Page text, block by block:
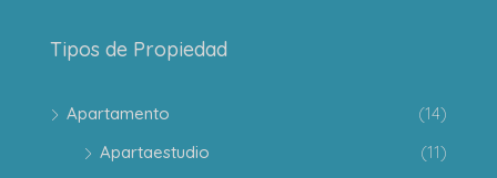
Tipos de Propiedad
Apartamento
(14)
Apartaestudio
(11)